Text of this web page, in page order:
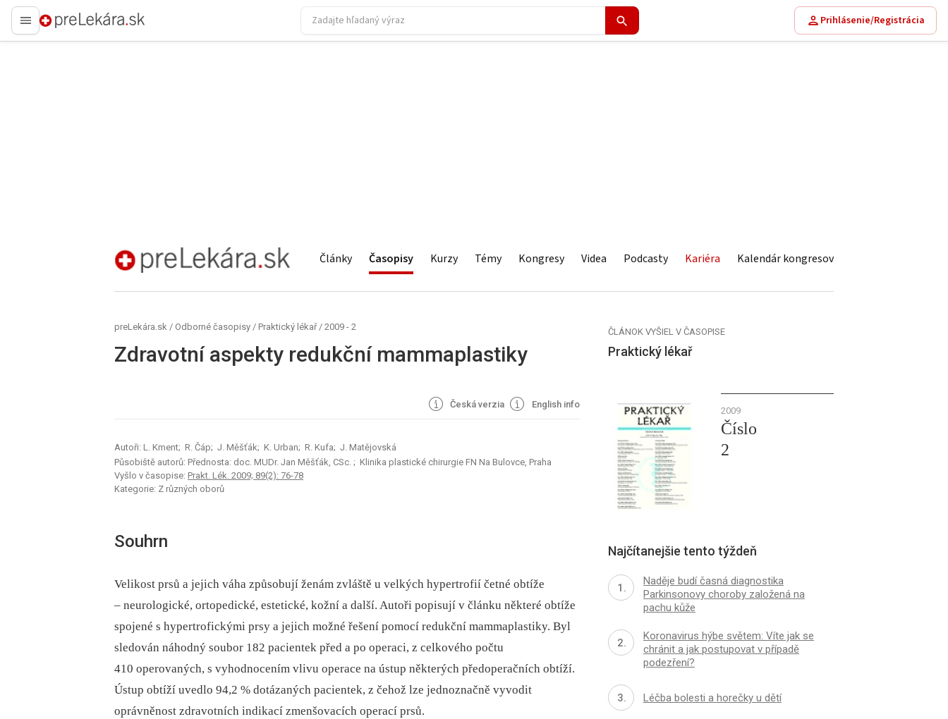
preLekára.sk
Prihlásenie/Registrácia
preLekára.sk Články Časopisy Kurzy Témy Kongresy Videa Podcasty Kariéra Kalendár kongresov
preLekára.sk / Odborné časopisy / Praktický lékař / 2009 - 2
Zdravotní aspekty redukční mammaplastiky
Česká verzia English info
Autoři: L. Kment; R. Čáp; J. Měšťák; K. Urban; R. Kufa; J. Matějovská
Působiště autorů: Přednosta: doc. MUDr. Jan Měšťák, CSc. ; Klinika plastické chirurgie FN Na Bulovce, Praha
Vyšlo v časopise: Prakt. Lék. 2009; 89(2): 76-78
Kategorie: Z různých oborů
Souhrn
Velikost prsů a jejich váha způsobují ženám zvláště u velkých hypertrofií četné obtíže
–⁠ neurologické, ortopedické, estetické, kožní a další. Autoři popisují v článku některé obtíže
spojené s hypertrofickými prsy a jejich možné řešení pomocí redukční mammaplastiky. Byl
sledován náhodný soubor 182 pacientek před a po operaci, z celkového počtu
410 operovaných, s vyhodnocením vlivu operace na ústup některých předoperačních obtíží.
Ústup obtíží uvedlo 94,2 % dotázaných pacientek, z čehož lze jednoznačně vyvodit
oprávněnost zdravotních indikací zmenšovacích operací prsů.
ČLÁNOK VYŠIEL V ČASOPISE
Praktický lékař
2009
Číslo
2
Najčítanejšie tento týždeň
Naděje budí časná diagnostika
Parkinsonovy choroby založená na
pachu kůže
Koronavirus hýbe světem: Víte jak se
chránit a jak postupovat v případě
podezření?
Léčba bolesti a horečky u dětí